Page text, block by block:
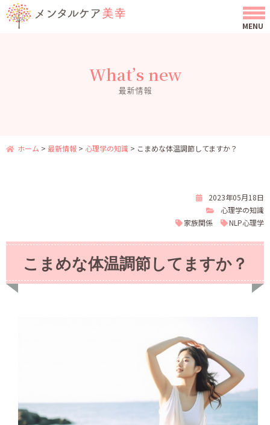
What’s new
最新情報
ホーム > 最新情報 > 心理学の知識 > こまめな体温調節してますか？
2023年05月18日
心理学の知識
家族関係
NLP心理学
こまめな体温調節してますか？